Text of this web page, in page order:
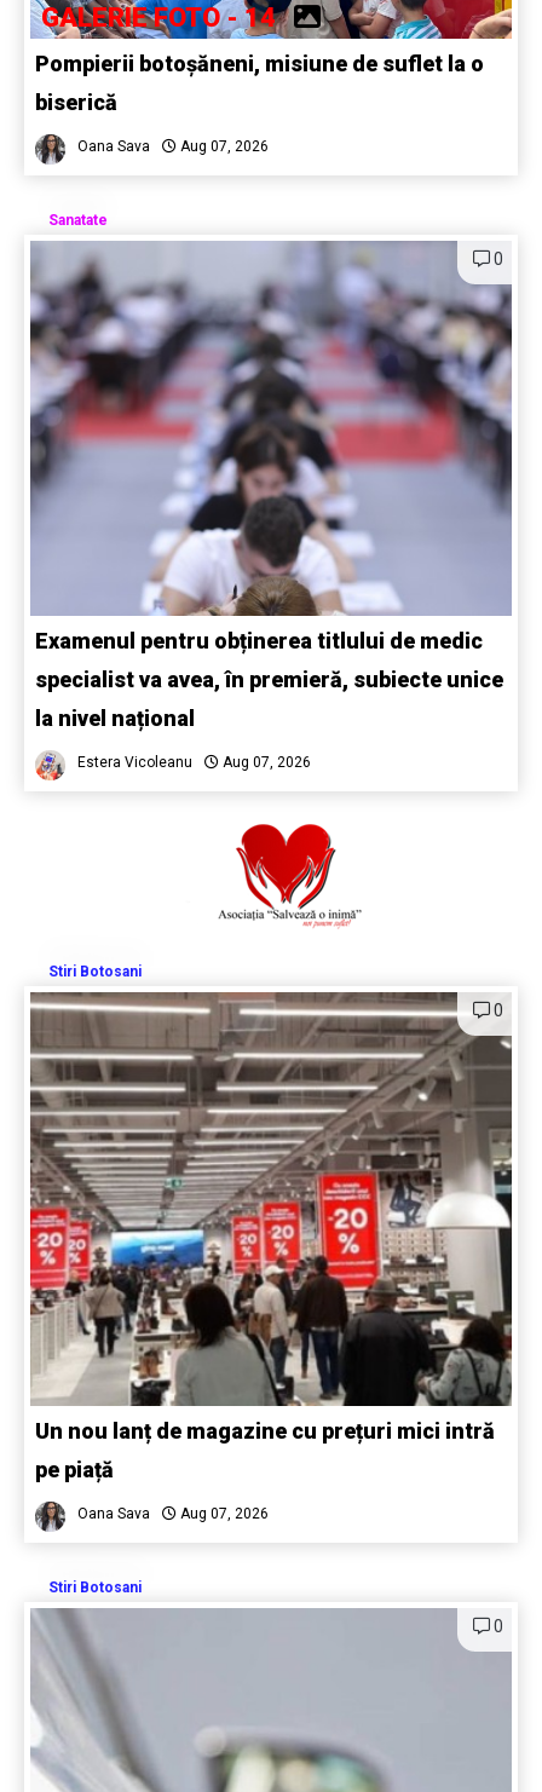
GALERIE FOTO - 14
Pompierii botoșăneni, misiune de suflet la o
biserică
Oana Sava Aug 07, 2026
Sanatate
0
Examenul pentru obținerea titlului de medic
specialist va avea, în premieră, subiecte unice
la nivel național
Estera Vicoleanu Aug 07, 2026
Stiri Botosani
0
Un nou lanț de magazine cu prețuri mici intră
pe piață
Oana Sava Aug 07, 2026
Stiri Botosani
0